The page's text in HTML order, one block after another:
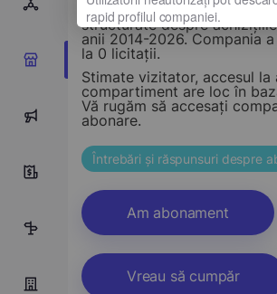
0
0
0
Acest compartiment oferă
structurate despre
anii 2014-2026. Compania
la 0 licitații.
Stimate vizitator, accesul la
compartiment are loc în
Vă rugăm să accesați
abonare.
Întrebări și răspunsuri despre
Am abonament
Vreau să cumpăr